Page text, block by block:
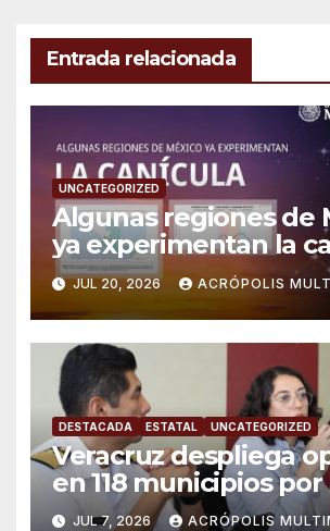
Entrada relacionada
UNCATEGORIZED
Algunas regiones de
ya experimentan la
JUL 20, 2026 ACRÓPOLIS
DESTACADA ESTATAL UNCATEGORIZED
Veracruz despliega
en 118 municipios
ciclones
JUL 7, 2026 ACRÓPOLIS